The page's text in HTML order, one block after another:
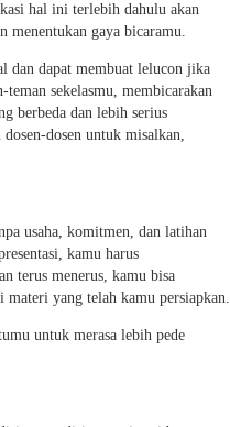
hal ini terlebih dahulu akan
menentukan gaya bicaramu.
dan dapat membuat lelucon jika
teman sekelasmu, membicarakan
berbeda dan lebih serius
dosen untuk misalkan,
usaha, komitmen, dan latihan
kamu harus
terus menerus, kamu bisa
materi yang telah kamu persiapkan.
untuk merasa lebih pede